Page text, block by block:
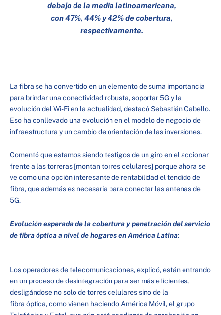
debajo de la media latinoamericana,
con 47%, 44% y 42% de cobertura,
respectivamente.
La fibra se ha convertido en un elemento de suma importancia
para brindar una conectividad robusta, soportar 5G y la
evolución del Wi-Fi en la actualidad, destacó Sebastián Cabello.
Eso ha conllevado una evolución en el modelo de negocio de
infraestructura y un cambio de orientación de las inversiones.
Comentó que estamos siendo testigos de un giro en el accionar
frente a las torreras [montan torres celulares] porque ahora se
ve como una opción interesante de rentabilidad el tendido de
fibra, que además es necesaria para conectar las antenas de
5G.
Evolución esperada de la cobertura y penetración del servicio
de fibra óptica a nivel de hogares en América Latina:
Los operadores de telecomunicaciones, explicó, están entrando
en un proceso de desintegración para ser más eficientes,
desligándose no solo de torres celulares sino de la
fibra óptica, como vienen haciendo América Móvil, el grupo